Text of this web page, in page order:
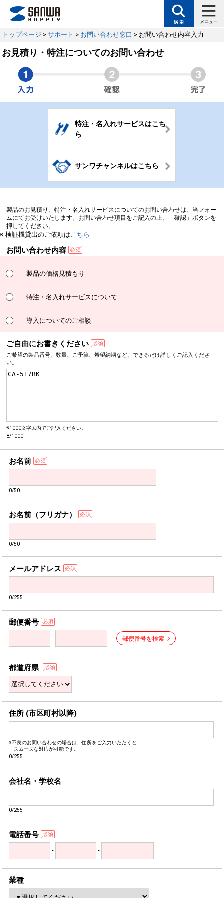
トップページ > サポート > お問い合わせ窓口 > お問い合わせ内容入力
お見積り・特注についてのお問い合わせ
特注・名入れサービスはこち
ら
サンワチャンネルはこちら
製品のお見積り、特注・名入れサービスについてのお問い合わせは、当フォー
ムにてお受けいたします。お問い合わせ項目をご記入の上、「確認」ボタンを
押してください。
※ 検証機貸出のご依頼は こちら
お問い合わせ内容
製品の価格見積もり
特注・名入れサービスについて
導入についてのご相談
ご自由にお書きください
ご希望の製品番号、数量、 ご予算、希望納期など、できるだけ詳しく ご記入くださ
い。
※1000文字以内でご記入ください。
8/1000
お名前
0/50
お名前（フリガナ）
0/50
メールアドレス
0/255
郵便番号
- 郵便番号を検索
都道府県
住所 (市区町村以降)
※不良のお問い合わせの場合は、住所をご入力いただくと
スムーズな対応が可能です。
0/255
会社名・学校名
0/255
電話番号
- -
業種